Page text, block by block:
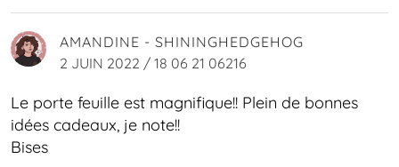
AMANDINE - SHININGHEDGEHOG
2 JUIN 2022 / 18 06 21 06216
Le porte feuille est magnifique!! Plein de bonnes
idées cadeaux, je note!!
Bises